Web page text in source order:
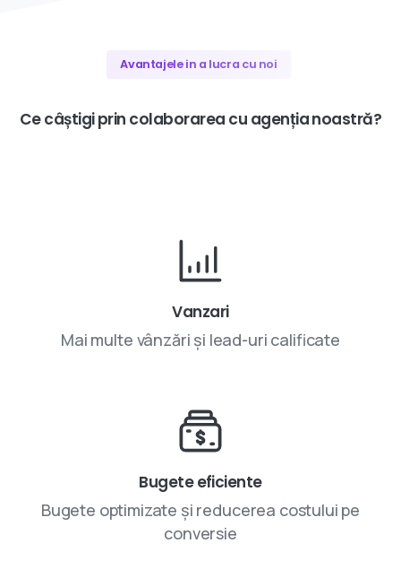
Avantajele in a lucra cu noi
Cecâștigiprin colaborarea cu agențianoastră?
Vanzari
Mai multe vânzări și lead-uri calificate
Bugete eficiente
Bugete optimizate și reducerea costului pe
conversie